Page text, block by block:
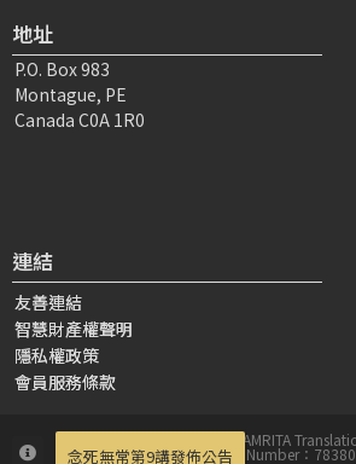
地址
P.O. Box 983
Montague, PE
Canada C0A 1R0
連結
友善連結
智慧財產權聲明
隱私權政策
會員服務條款
版權所有© 2019-2026 AMRITA
Charitable Registration Number：
念死無常第9講發佈公告